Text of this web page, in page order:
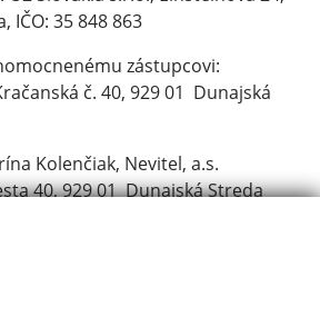
IČO: 35 848 863
zástupcovi:
č. 40, 929 01 Dunajská
Kolenčiak, Nevitel, a.s.
40, 929 01 Dunajská Streda